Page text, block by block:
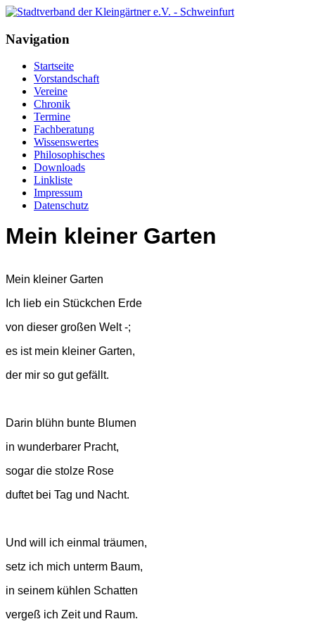
Navigation
Startseite
Vorstandschaft
Vereine
Chronik
Termine
Fachberatung
Wissenswertes
Philosophisches
Downloads
Linkliste
Impressum
Datenschutz
Mein kleiner Garten
Mein kleiner Garten
Ich lieb ein Stückchen Erde
von dieser großen Welt -;
es ist mein kleiner Garten,
der mir so gut gefällt.
Darin blühn bunte Blumen
in wunderbarer Pracht,
sogar die stolze Rose
duftet bei Tag und Nacht.
Und will ich einmal träumen,
setz ich mich unterm Baum,
in seinem kühlen Schatten
vergeß ich Zeit und Raum.